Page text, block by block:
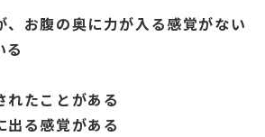
、お腹の奥に力が入る感覚がない
る
れたことがある
出る感覚がある